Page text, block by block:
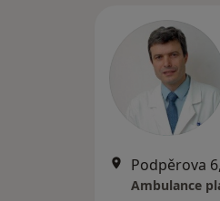
Podpěrova
Ambulance